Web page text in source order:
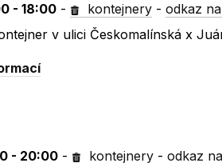
- 18:00 - kontejnery -odkaz
v ulici Českomalínská x
- 20:00 - kontejnery -odkaz